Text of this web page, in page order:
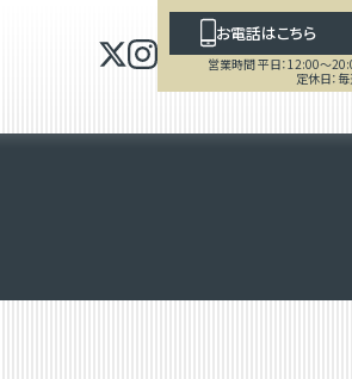
お電話はこちら
営業時間 平日：12:00～
定休日：